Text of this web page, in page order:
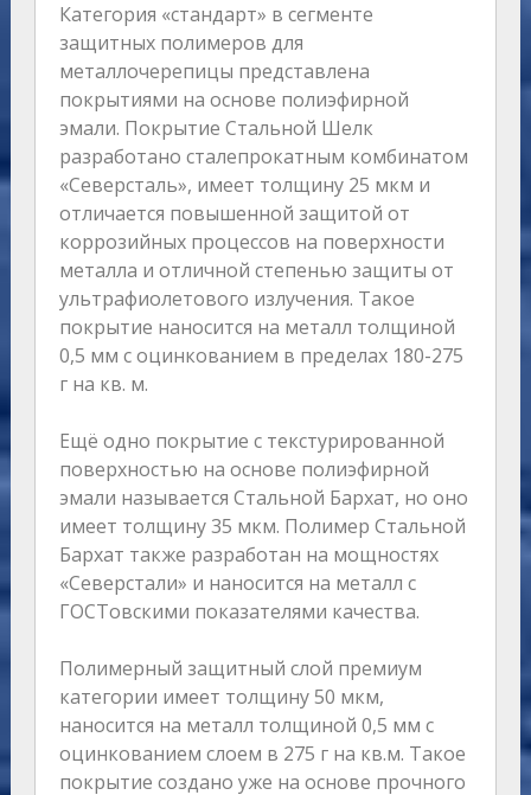
Категория «стандарт» в сегменте
защитных полимеров для
металлочерепицы представлена
покрытиями на основе полиэфирной
эмали. Покрытие Стальной Шелк
разработано сталепрокатным комбинатом
«Северсталь», имеет толщину 25 мкм и
отличается повышенной защитой от
коррозийных процессов на поверхности
металла и отличной степенью защиты от
ультрафиолетового излучения. Такое
покрытие наносится на металл толщиной
0,5 мм с оцинкованием в пределах 180-275
г на кв. м.
Ещё одно покрытие с текстурированной
поверхностью на основе полиэфирной
эмали называется Стальной Бархат, но оно
имеет толщину 35 мкм. Полимер Стальной
Бархат также разработан на мощностях
«Северстали» и наносится на металл с
ГОСТовскими показателями качества.
Полимерный защитный слой премиум
категории имеет толщину 50 мкм,
наносится на металл толщиной 0,5 мм с
оцинкованием слоем в 275 г на кв.м. Такое
покрытие создано уже на основе прочного